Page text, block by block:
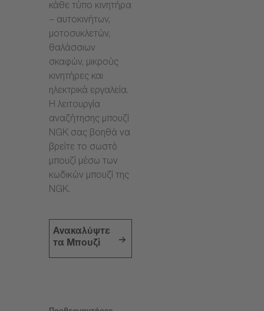
κάθε τύπο κινητήρα
– αυτοκινήτων,
μοτοσυκλετών,
θαλάσσιων
σκαφών, μικρούς
κινητήρες και
ηλεκτρικά εργαλεία.
Η λειτουργία
αναζήτησης μπουζί
NGK σας βοηθά να
βρείτε το σωστό
μπουζί μέσω των
κωδικών μπουζί της
NGK.
Ανακαλύψτε
τα Μπουζί